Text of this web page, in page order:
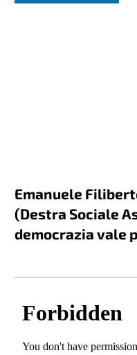
Emanuele
(Destra Sociale
democrazia vale